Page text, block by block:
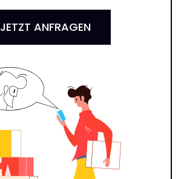
JETZT ANFRAGEN